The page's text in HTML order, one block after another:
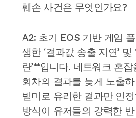
훼손 사건은 무엇인가요?
A2: 초기 EOS 기반 게임
생한 ‘결과값 송출 지연’ 및
란’**입니다. 네트워크 혼
회차의 결과를 늦게 노출
빌미로 유리한 결과만 인
방식이 유저들의 강력한